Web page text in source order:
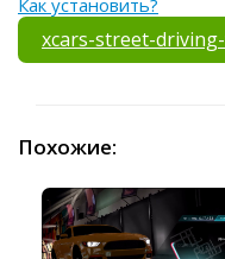
xcars-street-
Похожие: